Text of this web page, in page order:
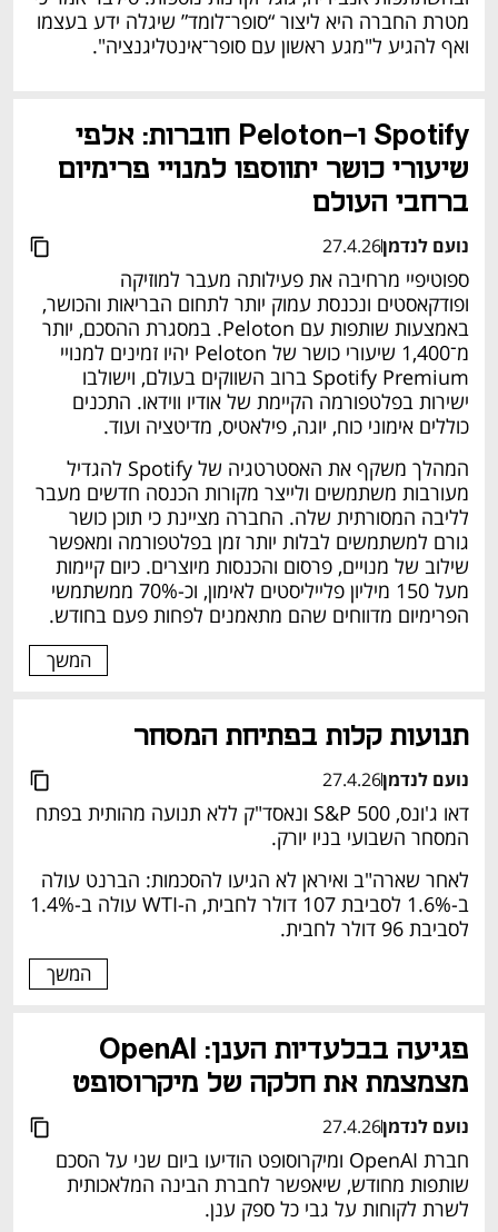
ואף להגיע ל"מגע ראשון עם סופר־אינטליגנציה".
Spotify ו-Peloton חוברות: אלפי
ברחבי העולם
נועם לנדמן27.4.26
באמצעות שותפות עם Peloton. במסגרת ההסכם, יותר
כוללים אימוני כוח, יוגה, פילאטיס, מדיטציה ועוד.
המהלך משקף את האסטרטגיה של Spotify להגדיל
מעורבות משתמשים ולייצר מקורות הכנסה חדשים מעבר
לליבה המסורתית שלה. החברה מציינת כי תוכן כושר
גורם למשתמשים לבלות יותר זמן בפלטפורמה ומאפשר
שילוב של מנויים, פרסום והכנסות מיוצרים. כיום קיימות
הפרימיום מדווחים שהם מתאמנים לפחות פעם בחודש.
המשך
תנועות קלות בפתיחת המסחר
נועם לנדמן27.4.26
המסחר השבועי בניו יורק.
לסביבת 96 דולר לחבית.
המשך
מצמצמת את חלקה של מיקרוסופט
נועם לנדמן27.4.26
שותפות מחודש, שיאפשר לחברת הבינה המלאכותית
לשרת לקוחות על גבי כל ספק ענן.